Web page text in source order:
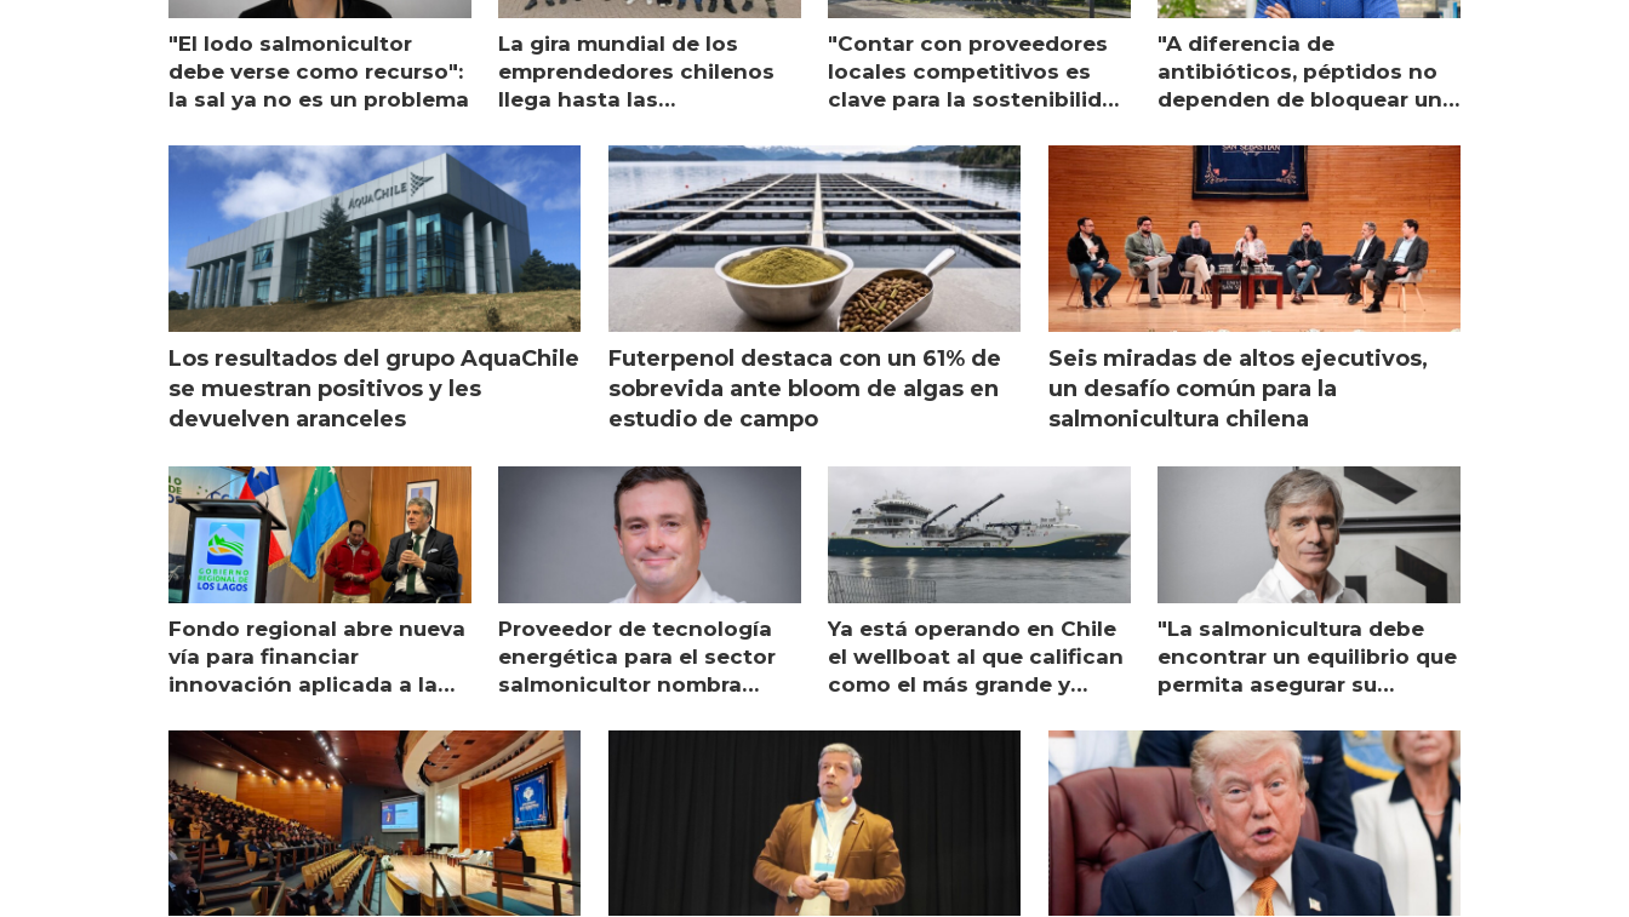
"El lodo salmonicultor
debe verse como recurso":
la sal ya no es un problema
La gira mundial de los
emprendedores chilenos
llega hasta las
Escocia
"Contar con proveedores
locales competitivos es
clave para la sostenibilidad
"A diferencia de
antibióticos, péptidos no
dependen de bloquear una
Los resultados del grupo AquaChile
se muestran positivos y les
devuelven aranceles
Futerpenol destaca con un 61% de
sobrevida ante bloom de algas en
estudio de campo
Seis miradas de altos ejecutivos,
un desafío común para la
salmonicultura chilena
Fondo regional abre nueva
vía para financiar
innovación aplicada a la
Proveedor de tecnología
energética para el sector
salmonicultor nombra
Ya está operando en Chile
el wellboat al que califican
como el más grande y
"La salmonicultura debe
encontrar un equilibrio que
permita asegurar su